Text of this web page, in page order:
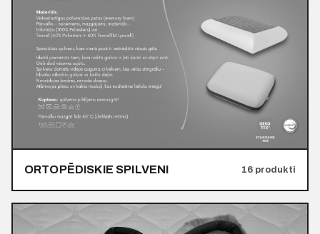
ORTOPĒDISKIE SPILVENI 16 produkti